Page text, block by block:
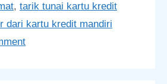
, tarik tunai kartu kredit
dari kartu kredit mandiri